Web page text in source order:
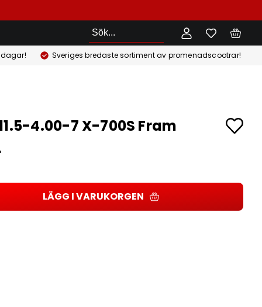
Sök
dagar! Sveriges bredaste sortiment av promenadscootrar!
4.00-7 X-700S Fram
LÄGG I VARUKORGEN